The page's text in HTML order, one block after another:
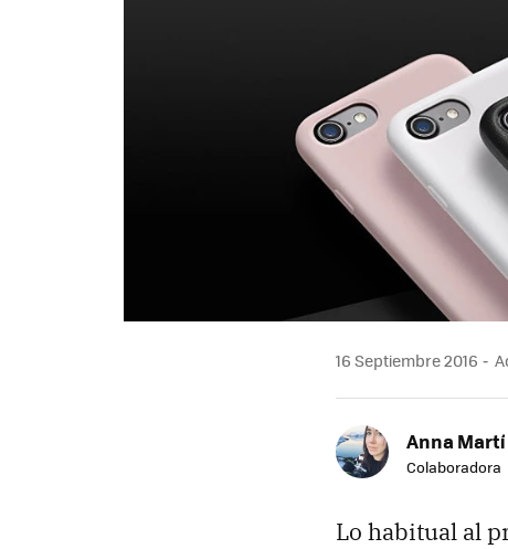
16 Septiembre 2016
Anna Martí
Colaboradora
Lo habitual al